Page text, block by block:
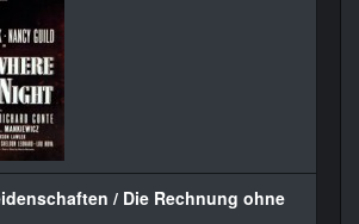
/ Die Rechnung ohne